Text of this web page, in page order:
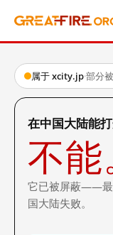
属于 xcity.jp·部分
在中国大陆能
不能
它已被屏蔽——最
国大陆失败。